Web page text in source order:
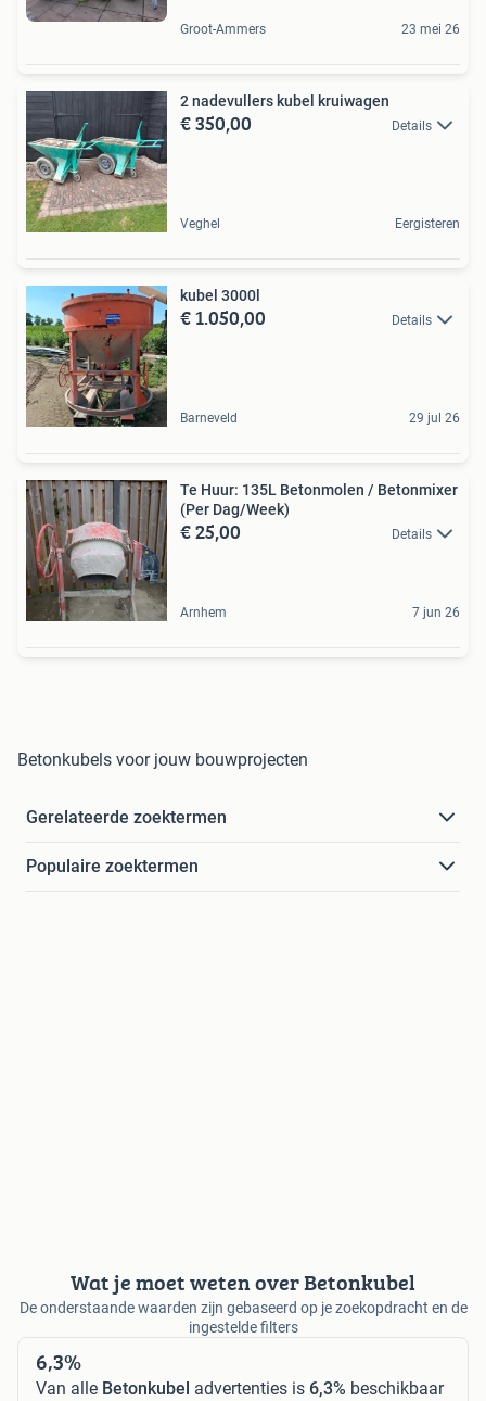
Groot-Ammers 23 mei 26
2 nadevullers kubel kruiwagen
€ 350,00 Details
Veghel Eergisteren
kubel 3000l
€ 1.050,00 Details
Barneveld 29 jul 26
Te Huur: 135L Betonmolen / Betonmixer
(Per Dag/Week)
€ 25,00 Details
Arnhem 7 jun 26
Betonkubels voor jouw bouwprojecten
Gerelateerde zoektermen
Populaire zoektermen
Wat je moet weten over Betonkubel
De onderstaande waarden zijn gebaseerd op je zoekopdracht en de
ingestelde filters
6,3%
Van alle Betonkubel advertenties is 6,3% beschikbaar